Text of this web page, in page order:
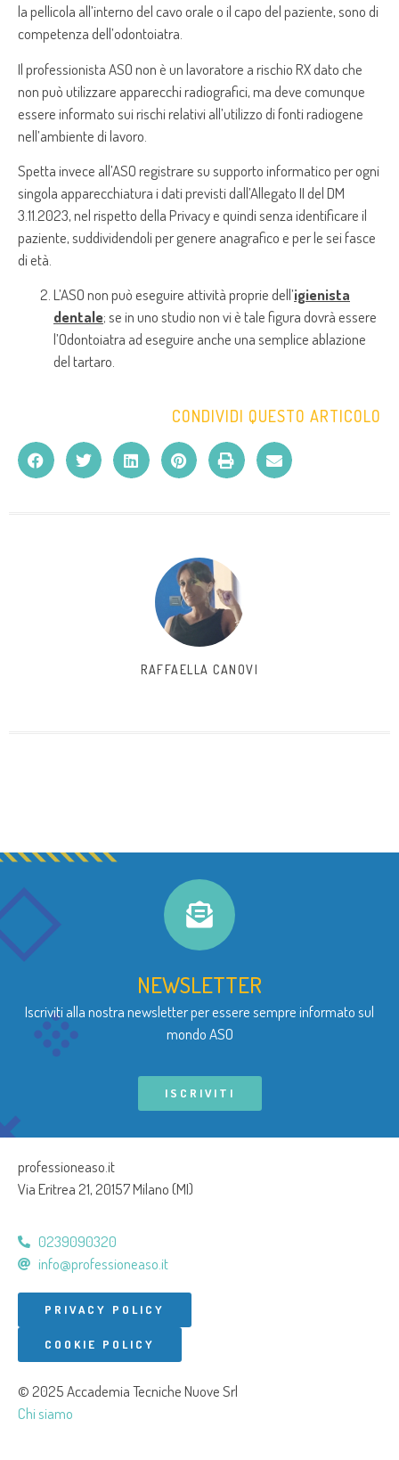
la pellicola all’interno del cavo orale o il capo del paziente, sono di
competenza dell’odontoiatra.
Il professionista ASO non è un lavoratore a rischio RX dato che
non può utilizzare apparecchi radiografici, ma deve comunque
essere informato sui rischi relativi all’utilizzo di fonti radiogene
nell’ambiente di lavoro.
Spetta invece all’ASO registrare su supporto informatico per ogni
singola apparecchiatura i dati previsti dall’Allegato II del DM
3.11.2023, nel rispetto della Privacy e quindi senza identificare il
paziente, suddividendoli per genere anagrafico e per le sei fasce
di età.
L’ASO non può eseguire attività proprie dell’igienista
dentale; se in uno studio non vi è tale figura dovrà essere
l’Odontoiatra ad eseguire anche una semplice ablazione
del tartaro.
CONDIVIDI QUESTO ARTICOLO
RAFFAELLA CANOVI
NEWSLETTER
Iscriviti alla nostra newsletter per essere sempre informato sul
mondo ASO
ISCRIVITI
professioneaso.it
Via Eritrea 21, 20157 Milano (MI)
0239090320
info@professioneaso.it
PRIVACY POLICY
COOKIE POLICY
© 2025 Accademia Tecniche Nuove Srl
Chi siamo